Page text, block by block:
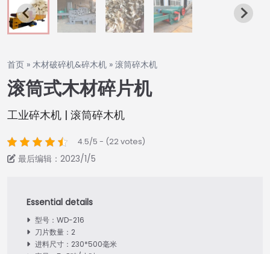
首页 » 木材破碎机&碎木机 » 滚筒碎木机
滚筒式木材碎片机
工业碎木机 | 滚筒碎木机
4.5/5 - (22 votes)
最后编辑：2023/1/5
型号：WD-216
刀片数量：2
进料尺寸：230*500毫米